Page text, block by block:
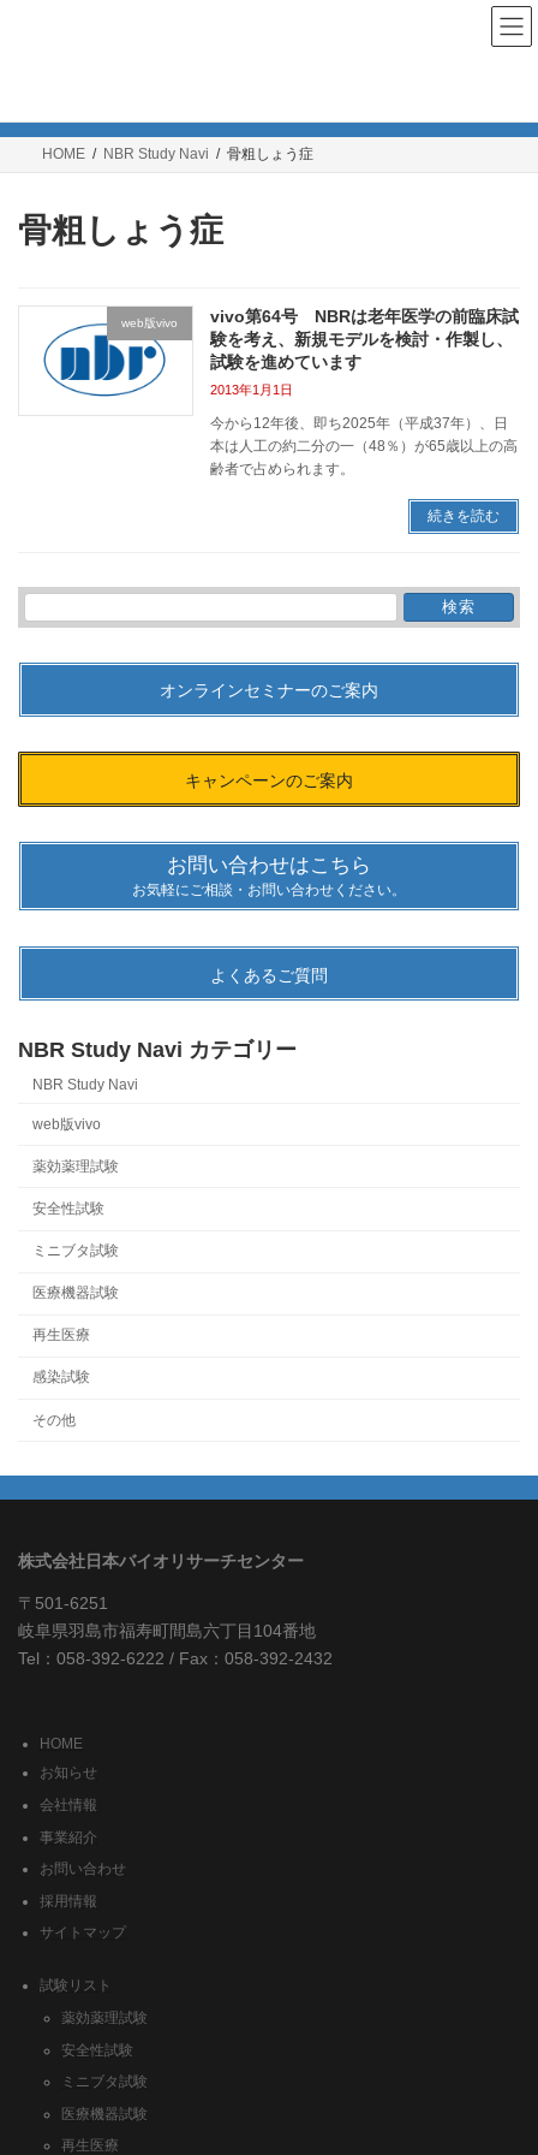
ス
ン
HOME NBR Study Navi 骨粗しょう症
骨粗しょう症
web版vivo
vivo第64号 NBRは老年医学の前臨床試
験を考え、新規モデルを検討・作製し、
試験を進めています
2013年1月1日
今から12年後、即ち2025年（平成37年）、日
本は人工の約二分の一（48％）が65歳以上の高
齢者で占められます。
続きを読む
検
索:
オンラインセミナーのご案内
キャンペーンのご案内
お問い合わせはこちら
お気軽にご相談・お問い合わせください。
よくあるご質問
NBR Study Navi カテゴリー
NBR Study Navi
web版vivo
薬効薬理試験
安全性試験
ミニブタ試験
医療機器試験
再生医療
感染試験
その他
株式会社日本バイオリサーチセンター
〒501-6251
岐阜県羽島市福寿町間島六丁目104番地
Tel：058-392-6222 / Fax：058-392-2432
HOME
お知らせ
会社情報
事業紹介
お問い合わせ
採用情報
サイトマップ
試験リスト
薬効薬理試験
安全性試験
ミニブタ試験
医療機器試験
再生医療